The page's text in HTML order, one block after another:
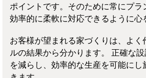
ポイントです。そのために常にプラ
効率的に柔軟に対応できるように心
お客様が望まれる家づくりは、よく
ルの結果から分かります。 正確な
を減らし、効率的な生産を可能に